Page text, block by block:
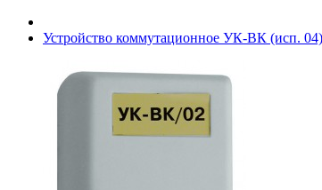
Устройство коммутационное УК-ВК (исп.